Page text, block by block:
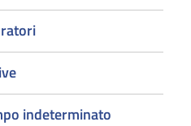
indeterminato